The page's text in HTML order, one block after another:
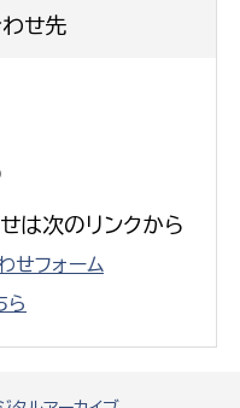
せ先
は次のリンクから
せフォーム
ら